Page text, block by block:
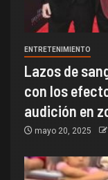
ENTRETENIMIENTO
Lazos de
con los
audición en
mayo 20, 2025